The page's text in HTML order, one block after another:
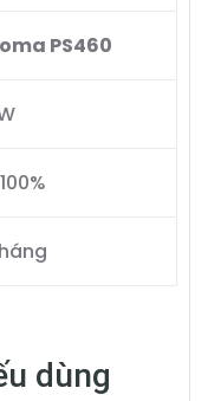
PS460
dùng